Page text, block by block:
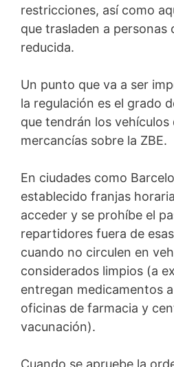
restricciones, así como
que trasladen a personas
reducida.
Un punto que va a ser
la regulación es el grado
que tendrán los
mercancías sobre la ZBE.
En ciudades como
establecido franjas
acceder y se prohíbe el
repartidores fuera de
cuando no circulen en
considerados limpios (a
entregan medicamentos
oficinas de farmacia y
vacunación).
Cuando se apruebe la